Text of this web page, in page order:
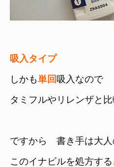
しかも単回 吸入なので
タミフルやリレンザと
ですから　書き手は大
このイナビルを処方す